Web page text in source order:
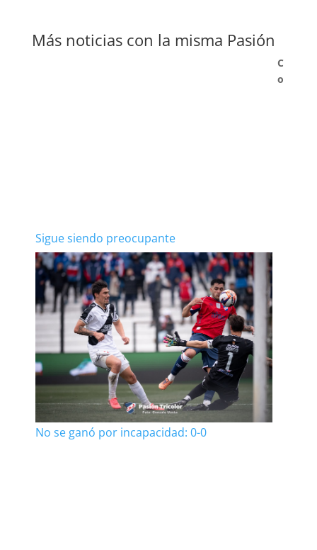
Más noticias con la misma Pasión
Sigue siendo preocupante
No se ganó por incapacidad: 0-0
C
o